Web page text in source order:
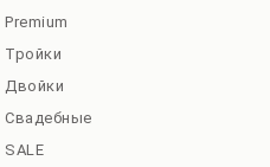
Premium
Тройки
Двойки
Свадебные
SALE